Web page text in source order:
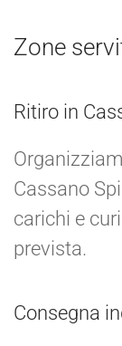
Zone
Ritiro in
Cassano
carichi e
prevista.
Consegna